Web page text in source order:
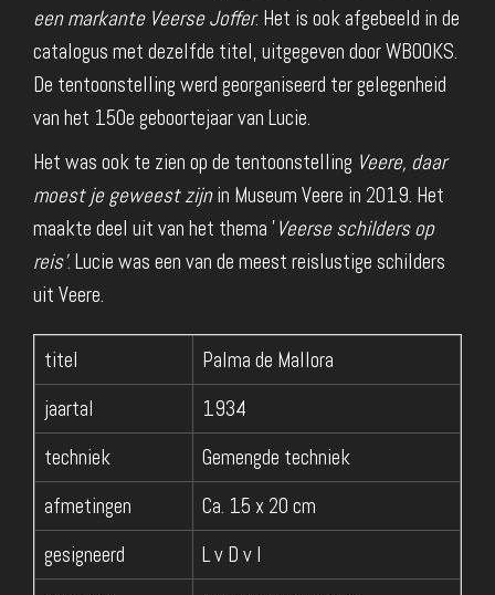
een markante Veerse Joffer. Het is ook afgebeeld in de
catalogus met dezelfde titel, uitgegeven door WBOOKS.
De tentoonstelling werd georganiseerd ter gelegenheid
van het 150e geboortejaar van Lucie.
Het was ook te zien op de tentoonstelling Veere, daar
moest je geweest zijnin Museum Veere in 2019. Het
maakte deel uit van het thema 'Veerse schilders op
reis'. Lucie was een van de meest reislustige schilders
uit Veere.
titel
Palma de Mallora
jaartal
1934
techniek
Gemengde techniek
afmetingen
Ca. 15 x 20 cm
gesigneerd
L v D v I